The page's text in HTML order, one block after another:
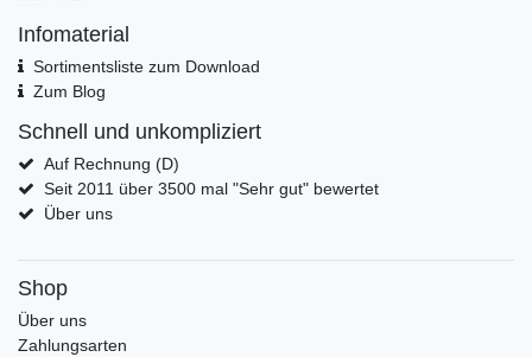
Infomaterial
Sortimentsliste zum Download
Zum Blog
Schnell und unkompliziert
Auf Rechnung (D)
Seit 2011 über 3500 mal "Sehr gut" bewertet
Über uns
Shop
Über uns
Zahlungsarten